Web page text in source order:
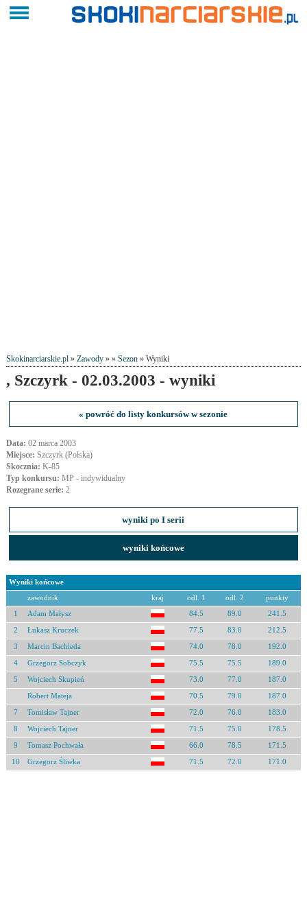
Skokinarciarskie.pl» Zawody» » Sezon » Wyniki
, Szczyrk - 02.03.2003 - wyniki
« powróć do listy konkursów w sezonie
Data: 02 marca 2003
Miejsce: Szczyrk (Polska)
Skocznia: K-85
Typ konkursu: MP - indywidualny
Rozegrane serie: 2
wyniki po I serii
wyniki końcowe
Wyniki końcowe
zawodnik kraj odl. 1 odl. 2 punkty
1 Adam Małysz 84.5 89.0 241.5
2 Łukasz Kruczek 77.5 83.0 212.5
3 Marcin Bachleda 74.0 78.0 192.0
4 Grzegorz Sobczyk 75.5 75.5 189.0
5 Wojciech Skupień 73.0 77.0 187.0
Robert Mateja 70.5 79.0 187.0
7 Tomisław Tajner 72.0 76.0 183.0
8 Wojciech Tajner 71.5 75.0 178.5
9 Tomasz Pochwała 66.0 78.5 171.5
10 Grzegorz Śliwka 71.5 72.0 171.0